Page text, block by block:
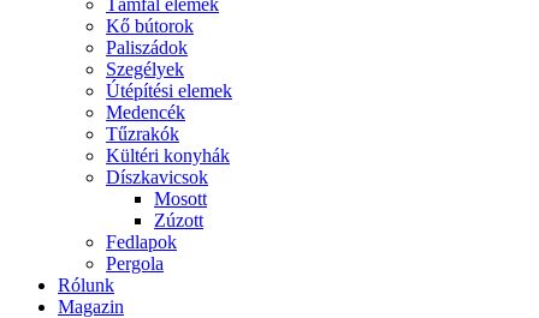
Támfal elemek
Kő bútorok
Paliszádok
Szegélyek
Útépítési elemek
Medencék
Tűzrakók
Kültéri konyhák
Díszkavicsok
Mosott
Zúzott
Fedlapok
Pergola
Rólunk
Magazin